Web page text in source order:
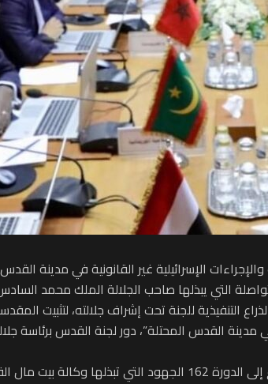
المتواصلة التي يبذلها صاحب الجلالة الملك
التنفيذية للجنة تحت إشراف جلالته، لتثبيت
مدينة القدس المحتلة”، دور لجنة القدس برئاسة
ومن جهة أخرى أبرز الأمين العام لجامعة الدول العربية في تقريره